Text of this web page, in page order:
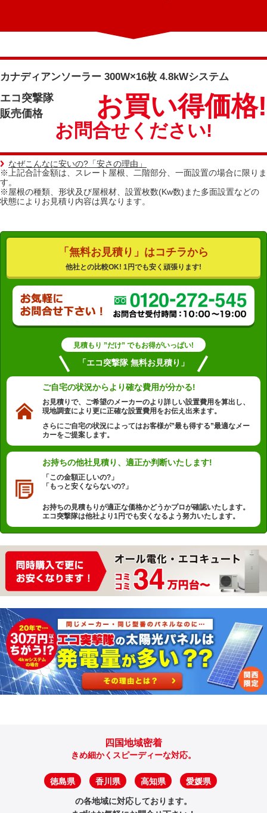
カナディアンソーラー 300W×16枚 4.8kWシステム
エコ突撃隊
販売価格
お買い得価格!
お問合せください!
※上記合計金額は、スレート屋根、二階部分、一面設置の場合に限りま
す。
※屋根の種類、形状及び屋根材、設置枚数(Kw数)また多面設置などの
状態によりお見積り内容は異なります。
なぜこんなに安いの?「安さの理由」
「無料お見積り」はコチラから
他社との比較OK! 1円でも安く頑張ります!
見積もり ”だけ” でもお得がいっぱい!
「エコ突撃隊 無料お見積り」
ご自宅の状況からより確な費用が分かる!
お見積りで、ご希望のメーカーのより詳しい設置費用を算出し、
現地調査により更に正確な設置費用をお伝え出来ます。
さらにご自宅の状況によってはお客様が”最も得する”最適なメー
カーをご提案します。
お持ちの他社見積り、 適正か判断いたします!
「この金額正しいの?」
「もっと安くならないの?」
お持ちの見積もりが適正な価格かどうかプロが確認いたします。
エコ突撃隊は他社より1円でも安くなるよう努力いたします。
四国地域密着
きめ細かくスピーディーな対応。
徳島県 香川県 高知県 愛媛県
の各地域に対応しております。